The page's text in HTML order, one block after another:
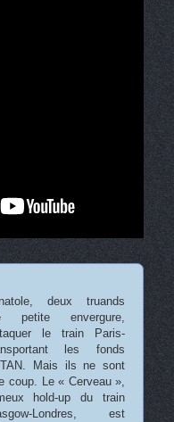
deux truands
petite envergure,
le train Paris-
les fonds
Mais ils ne sont
coup. Le « Cerveau »,
hold-up du train
Londres, est